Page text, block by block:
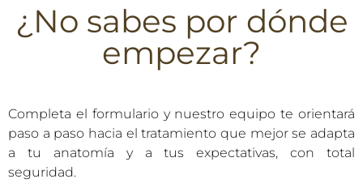
¿No sabes por dónde
empezar?
Completa el formulario y nuestro equipo te orientará
paso a paso hacia el tratamiento que mejor se adapta
a tu anatomía y a tus expectativas, con total
seguridad.